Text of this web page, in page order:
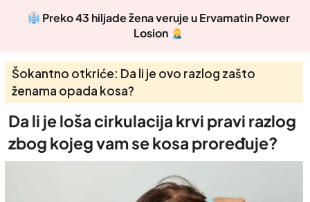
Preko 43 hiljade žena veruje u Ervamatin Power
Losion
Šokantno otkriće: Da li je ovo razlog zašto
ženama opada kosa?
Da li je loša cirkulacija krvi pravi razlog
zbog kojeg vam se kosa proređuje?